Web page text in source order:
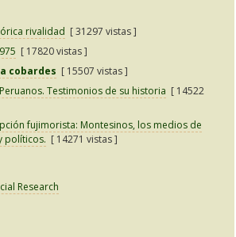
rivalidad [ 31297 vistas ]
[ 17820 vistas ]
cobardes [ 15507 vistas ]
Testimonios de su historia [ 14522
fujimorista: Montesinos, los medios de
políticos. [ 14271 vistas ]
Research